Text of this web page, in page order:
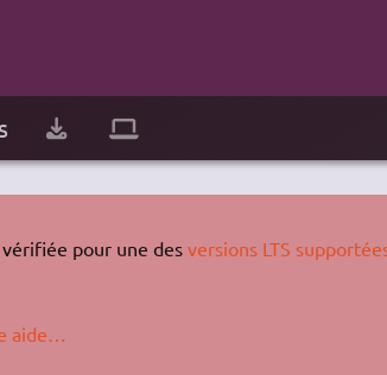
pour une des versions LTS
aide…